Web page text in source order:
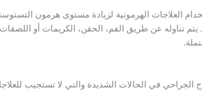
العلاجات الهرمونية لزيادة مستوى هرمون
تناوله عن طريق الفم، الحقن، الكريمات أو
الجراحي في الحالات الشديدة والتي لا تستجيب